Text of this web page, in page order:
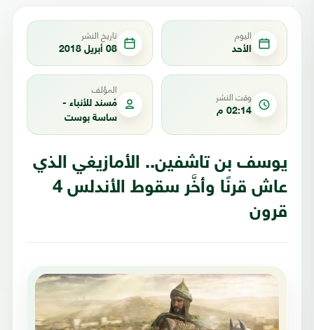
اليوم
الأحد
تاريخ النشر
08 أبريل 2018
وقت النشر
02:14 م
المؤلف
مُسند للأنباء -
ساسة بوست
يوسف بن تاشفين.. الأمازيغي الذي
عاش قرنًا وأخَّر سقوط الأندلس 4
قرون